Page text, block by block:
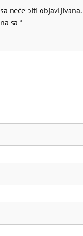
neće biti objavljivana.
sa *